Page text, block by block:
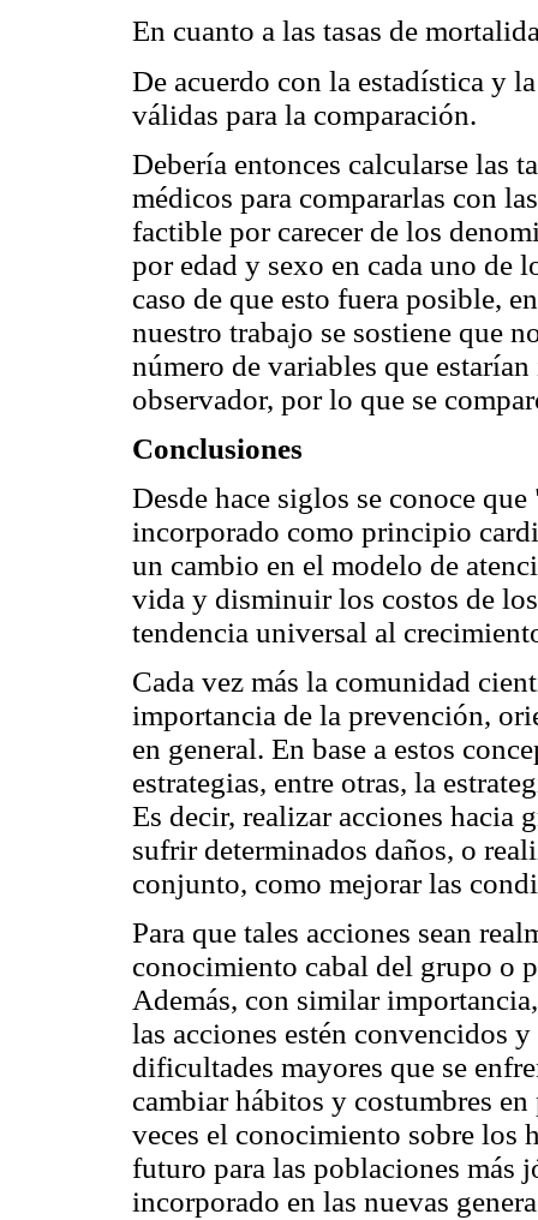
En cuanto a las tasas de
De acuerdo con la estadística y
válidas para la comparación.
Debería entonces calcularse las
médicos para compararlas con
factible por carecer de los
por edad y sexo en cada uno de
caso de que esto fuera posible,
nuestro trabajo se sostiene que
número de variables que
observador, por lo que se
Conclusiones
Desde hace siglos se conoce
incorporado como principio
un cambio en el modelo de
vida y disminuir los costos de
tendencia universal al
Cada vez más la comunidad
importancia de la prevención,
en general. En base a estos
estrategias, entre otras, la
Es decir, realizar acciones hacia
sufrir determinados daños, o
conjunto, como mejorar las
Para que tales acciones sean
conocimiento cabal del grupo o
Además, con similar
las acciones estén convencidos
dificultades mayores que se
cambiar hábitos y costumbres
veces el conocimiento sobre los
futuro para las poblaciones más
incorporado en las nuevas